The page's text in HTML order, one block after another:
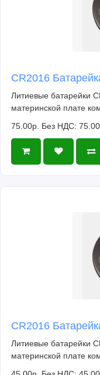
CR2016
Литиевые батарейки
материнской плате
75.00р. Без НДС:
CR2016
Литиевые батарейки
материнской плате